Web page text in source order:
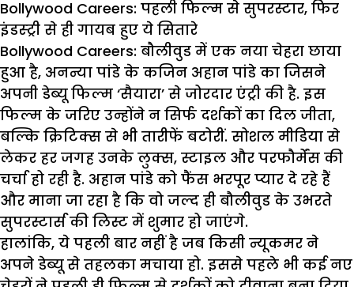
Bollywood Careers: पहली फिल्म से सुपरस्टार, फिर
इंडस्ट्री से ही गायब हुए ये सितारे
Bollywood Careers: बौलीवुड में एक नया चेहरा छाया
हुआ है, अनन्या पांडे के कजिन अहान पांडे का जिसने
अपनी डेब्यू फिल्म ‘सैयारा’ से जोरदार एंट्री की है. इस
फिल्म के जरिए उन्होंने न सिर्फ दर्शकों का दिल जीता,
बल्कि क्रिटिक्स से भी तारीफें बटोरीं. सोशल मीडिया से
लेकर हर जगह उनके लुक्स, स्टाइल और परफौर्मेंस की
चर्चा हो रही है. अहान पांडे को फैंस भरपूर प्यार दे रहे हैं
और माना जा रहा है कि वो जल्द ही बौलीवुड के उभरते
सुपरस्टार्स की लिस्ट में शुमार हो जाएंगे.
हालांकि, ये पहली बार नहीं है जब किसी न्यूकमर ने
अपने डेब्यू से तहलका मचाया हो. इससे पहले भी कई नए